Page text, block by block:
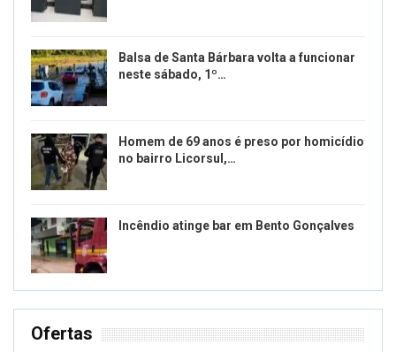
Balsa de Santa Bárbara volta a funcionar
neste sábado, 1º…
Homem de 69 anos é preso por homicídio
no bairro Licorsul,…
Incêndio atinge bar em Bento Gonçalves
Ofertas